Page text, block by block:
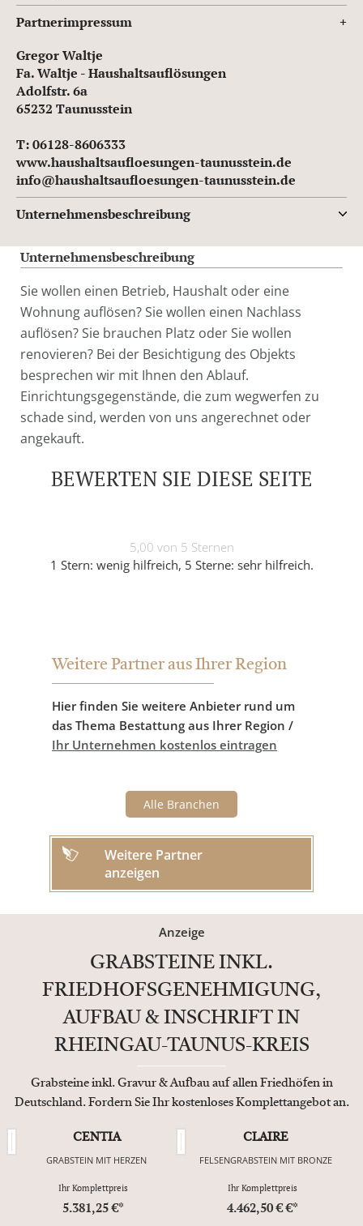
Partnerimpressum
Gregor Waltje
Fa. Waltje - Haushaltsauflösungen
Adolfstr. 6a
65232 Taunusstein
T: 06128-8606333
www.haushaltsaufloesungen-taunusstein.de
info@haushaltsaufloesungen-taunusstein.de
Unternehmensbeschreibung
Unternehmensbeschreibung
Sie wollen einen Betrieb, Haushalt oder eine
Wohnung auflösen? Sie wollen einen Nachlass
auflösen? Sie brauchen Platz oder Sie wollen
renovieren? Bei der Besichtigung des Objekts
besprechen wir mit Ihnen den Ablauf.
Einrichtungsgegenstände, die zum wegwerfen zu
schade sind, werden von uns angerechnet oder
angekauft.
BEWERTEN SIE DIESE SEITE
5,00 von 5 Sternen
1 Stern: wenig hilfreich, 5 Sterne: sehr hilfreich.
Weitere Partner aus Ihrer Region
Hier finden Sie weitere Anbieter rund um
das Thema Bestattung aus Ihrer Region /
Ihr Unternehmen kostenlos eintragen
Alle Branchen
Weitere Partner
anzeigen
Anzeige
GRABSTEINE INKL.
FRIEDHOFSGENEHMIGUNG,
AUFBAU & INSCHRIFT IN
RHEINGAU-TAUNUS-KREIS
Grabsteine inkl. Gravur & Aufbau auf allen Friedhöfen in
Deutschland. Fordern Sie Ihr kostenloses Komplettangebot an.
CENTIA
GRABSTEIN MIT HERZEN
Ihr Komplettpreis
5.381,25 €*
CLAIRE
FELSENGRABSTEIN MIT BRONZE
Ihr Komplettpreis
4.462,50 € €*